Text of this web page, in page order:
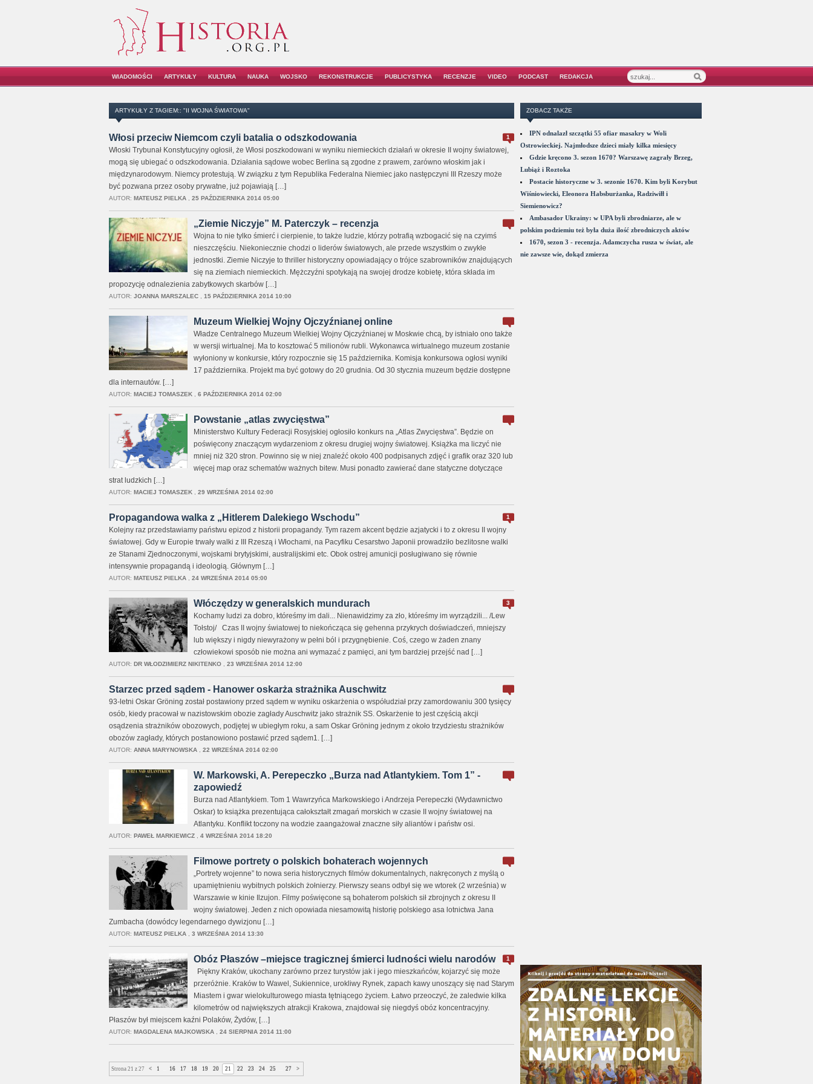
WIADOMOŚCI ARTYKUŁY KULTURA NAUKA WOJSKO REKONSTRUKCJE PUBLICYSTYKA RECENZJE VIDEO PODCAST REDAKCJA
ARTYKUŁY Z TAGIEM:: "II WOJNA ŚWIATOWA"
1
Włosi przeciw Niemcom czyli batalia o odszkodowania
Włoski Trybunał Konstytucyjny ogłosił, że Włosi poszkodowani w wyniku niemieckich działań w okresie II wojny światowej,
mogą się ubiegać o odszkodowania. Działania sądowe wobec Berlina są zgodne z prawem, zarówno włoskim jak i
międzynarodowym. Niemcy protestują. W związku z tym Republika Federalna Niemiec jako następczyni III Rzeszy może
być pozwana przez osoby prywatne, już pojawiają […]
AUTOR: MATEUSZ PIELKA, 25 PAŹDZIERNIKA 2014 05:00
„Ziemie Niczyje” M. Paterczyk – recenzja
Wojna to nie tylko śmierć i cierpienie, to także ludzie, którzy potrafią wzbogacić się na czyimś
nieszczęściu. Niekoniecznie chodzi o liderów światowych, ale przede wszystkim o zwykłe
jednostki. Ziemie Niczyje to thriller historyczny opowiadający o trójce szabrowników znajdujących
się na ziemiach niemieckich. Mężczyźni spotykają na swojej drodze kobietę, która składa im
propozycję odnalezienia zabytkowych skarbów […]
AUTOR: JOANNA MARSZALEC, 15 PAŹDZIERNIKA 2014 10:00
Muzeum Wielkiej Wojny Ojczyźnianej online
Władze Centralnego Muzeum Wielkiej Wojny Ojczyźnianej w Moskwie chcą, by istniało ono także
w wersji wirtualnej. Ma to kosztować 5 milionów rubli. Wykonawca wirtualnego muzeum zostanie
wyłoniony w konkursie, który rozpocznie się 15 października. Komisja konkursowa ogłosi wyniki
17 października. Projekt ma być gotowy do 20 grudnia. Od 30 stycznia muzeum będzie dostępne
dla internautów. […]
AUTOR: MACIEJ TOMASZEK, 6 PAŹDZIERNIKA 2014 02:00
Powstanie „atlas zwycięstwa”
Ministerstwo Kultury Federacji Rosyjskiej ogłosiło konkurs na „Atlas Zwycięstwa”. Będzie on
poświęcony znaczącym wydarzeniom z okresu drugiej wojny światowej. Książka ma liczyć nie
mniej niż 320 stron. Powinno się w niej znaleźć około 400 podpisanych zdjęć i grafik oraz 320 lub
więcej map oraz schematów ważnych bitew. Musi ponadto zawierać dane statyczne dotyczące
strat ludzkich […]
AUTOR: MACIEJ TOMASZEK, 29 WRZEŚNIA 2014 02:00
1
Propagandowa walka z „Hitlerem Dalekiego Wschodu”
Kolejny raz przedstawiamy państwu epizod z historii propagandy. Tym razem akcent będzie azjatycki i to z okresu II wojny
światowej. Gdy w Europie trwały walki z III Rzeszą i Włochami, na Pacyfiku Cesarstwo Japonii prowadziło bezlitosne walki
ze Stanami Zjednoczonymi, wojskami brytyjskimi, australijskimi etc. Obok ostrej amunicji posługiwano się równie
intensywnie propagandą i ideologią. Głównym […]
AUTOR: MATEUSZ PIELKA, 24 WRZEŚNIA 2014 05:00
3
Włóczędzy w generalskich mundurach
Kochamy ludzi za dobro, któreśmy im dali... Nienawidzimy za zło, któreśmy im wyrządzili... /Lew
Tołstoj/ Czas II wojny światowej to niekończąca się gehenna przykrych doświadczeń, mniejszy
lub większy i nigdy niewyrażony w pełni ból i przygnębienie. Coś, czego w żaden znany
człowiekowi sposób nie można ani wymazać z pamięci, ani tym bardziej przejść nad […]
AUTOR: DR WŁODZIMIERZ NIKITENKO, 23 WRZEŚNIA 2014 12:00
Starzec przed sądem - Hanower oskarża strażnika Auschwitz
93-letni Oskar Gröning został postawiony przed sądem w wyniku oskarżenia o współudział przy zamordowaniu 300 tysięcy
osób, kiedy pracował w nazistowskim obozie zagłady Auschwitz jako strażnik SS. Oskarżenie to jest częścią akcji
osądzenia strażników obozowych, podjętej w ubiegłym roku, a sam Oskar Gröning jednym z około trzydziestu strażników
obozów zagłady, których postanowiono postawić przed sądem1. […]
AUTOR: ANNA MARYNOWSKA, 22 WRZEŚNIA 2014 02:00
W. Markowski, A. Perepeczko „Burza nad Atlantykiem. Tom 1” -
zapowiedź
Burza nad Atlantykiem. Tom 1 Wawrzyńca Markowskiego i Andrzeja Perepeczki (Wydawnictwo
Oskar) to książka prezentująca całokształt zmagań morskich w czasie II wojny światowej na
Atlantyku. Konflikt toczony na wodzie zaangażował znaczne siły aliantów i państw osi.
AUTOR: PAWEŁ MARKIEWICZ, 4 WRZEŚNIA 2014 18:20
Filmowe portrety o polskich bohaterach wojennych
„Portrety wojenne” to nowa seria historycznych filmów dokumentalnych, nakręconych z myślą o
upamiętnieniu wybitnych polskich żołnierzy. Pierwszy seans odbył się we wtorek (2 września) w
Warszawie w kinie Ilzujon. Filmy poświęcone są bohaterom polskich sił zbrojnych z okresu II
wojny światowej. Jeden z nich opowiada niesamowitą historię polskiego asa lotnictwa Jana
Zumbacha (dowódcy legendarnego dywizjonu […]
AUTOR: MATEUSZ PIELKA, 3 WRZEŚNIA 2014 13:30
1
Obóz Płaszów –miejsce tragicznej śmierci ludności wielu narodów
Piękny Kraków, ukochany zarówno przez turystów jak i jego mieszkańców, kojarzyć się może
przeróżnie. Kraków to Wawel, Sukiennice, urokliwy Rynek, zapach kawy unoszący się nad Starym
Miastem i gwar wielokulturowego miasta tętniącego życiem. Łatwo przeoczyć, że zaledwie kilka
kilometrów od największych atrakcji Krakowa, znajdował się niegdyś obóz koncentracyjny.
Płaszów był miejscem kaźni Polaków, Żydów, […]
AUTOR: MAGDALENA MAJKOWSKA, 24 SIERPNIA 2014 11:00
Strona 21 z 27 < 1 16 17 18 19 20 21 22 23 24 25 27 >
ZOBACZ TAKŻE
IPN odnalazł szczątki 55 ofiar masakry w Woli
Ostrowieckiej. Najmłodsze dzieci miały kilka miesięcy
Gdzie kręcono 3. sezon 1670? Warszawę zagrały Brzeg,
Lubiąż i Roztoka
Postacie historyczne w 3. sezonie 1670. Kim byli Korybut
Wiśniowiecki, Eleonora Habsburżanka, Radziwiłł i
Siemienowicz?
Ambasador Ukrainy: w UPA byli zbrodniarze, ale w
polskim podziemiu też była duża ilość zbrodniczych aktów
1670, sezon 3 - recenzja. Adamczycha rusza w świat, ale
nie zawsze wie, dokąd zmierza